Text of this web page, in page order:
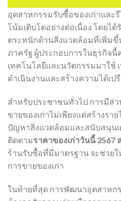
อุตสาหกรรมรับซื้อของเก่าและ
โน้มเติบโตอย่างต่อเนื่อง โดยไ
ตระหนักด้านสิ่งแวดล้อมที่เพิ่ม
ภาครัฐ ผู้ประกอบการในธุรกิจ
เทคโนโลยีและนวัตกรรมมาใช้
ดำเนินงานและสร้างความได้เ
สำหรับประชาชนทั่วไป การมีส่
ขายของเก่าไม่เพียงแต่สร้างรา
ปัญหาสิ่งแวดล้อมและสนับสนุนเ
ติดตามราคาของเก่าวันนี้ 2567
ร้านรับซื้อที่มีมาตรฐาน จะช่วย
การขายของเก่า
ในท้ายที่สุด การพัฒนาอุตสาหก